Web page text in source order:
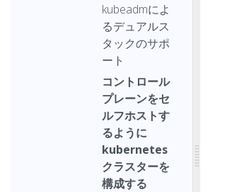
kubeadmによ
るデュアルス
タックのサポ
ート
コントロール
プレーンをセ
ルフホストす
るように
kubernetes
クラスターを
構成する